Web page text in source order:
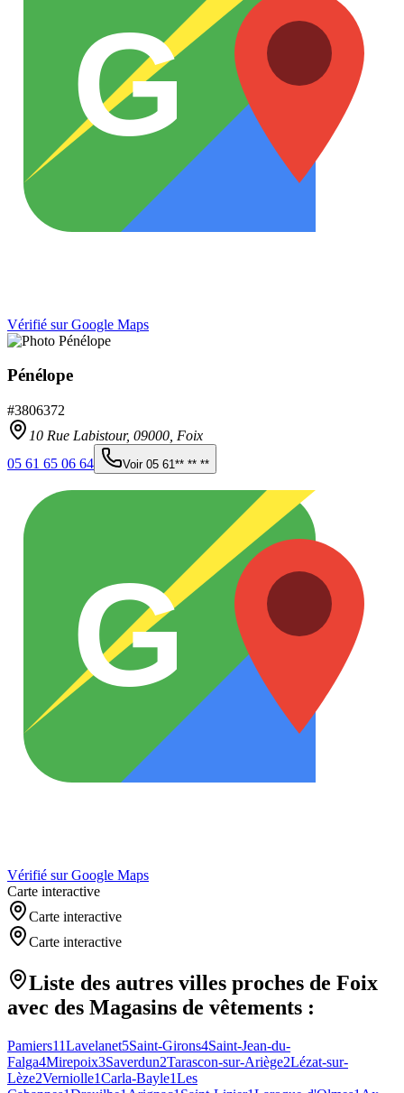
G
Vérifié sur Google Maps
Pénélope
#3806372
10 Rue Labistour, 09000 Foix
05 61 65 06 64
Voir 05 61** ** **
G
Vérifié sur Google Maps
Carte interactive
Carte interactive
Carte interactive
Liste des autres villes proches de Foix
avec des Magasins de vêtements :
Pamiers11Lavelanet5Saint-Girons4Saint-Jean-du-
Falga4Mirepoix3Saverdun2Tarascon-sur-Ariège2Lézat-sur-
Lèze2Verniolle1Carla-Bayle1Les